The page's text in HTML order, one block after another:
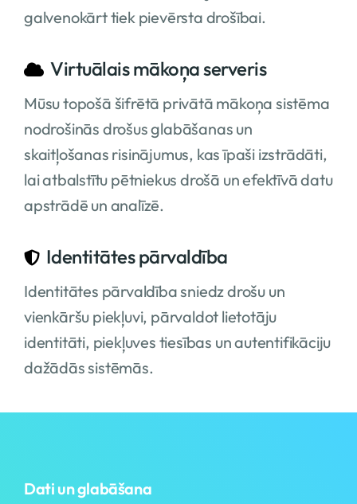
galvenokārt tiek pievērsta drošībai.
Virtuālais mākoņa serveris
Mūsu topošā šifrētā privātā mākoņa sistēma
nodrošinās drošus glabāšanas un
skaitļošanas risinājumus, kas īpaši izstrādāti,
lai atbalstītu pētniekus drošā un efektīvā datu
apstrādē un analīzē.
Identitātes pārvaldība
Identitātes pārvaldība sniedz drošu un
vienkāršu piekļuvi, pārvaldot lietotāju
identitāti, piekļuves tiesības un autentifikāciju
dažādās sistēmās.
Dati un glabāšana